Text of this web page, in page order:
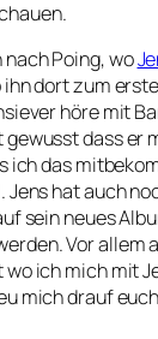
nach Poing, wo
ihn dort zum
höre mit
dass er
ich das
Jens hat auch
sein neues
Vor allem
wo ich mich mit
mich drauf